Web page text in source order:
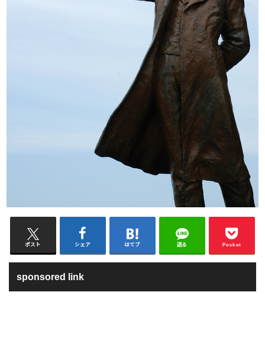
ポスト シェア はてブ 送る Pocket
sponsored link